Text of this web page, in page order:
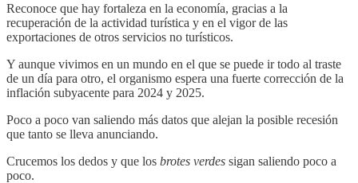
Reconoce que hay fortaleza en la economía, gracias a la
recuperación de la actividad turística y en el vigor de las
exportaciones de otros servicios no turísticos.
Y aunque vivimos en un mundo en el que se puede ir todo al traste
de un día para otro, el organismo espera una fuerte corrección de la
inflación subyacente para 2024 y 2025.
Poco a poco van saliendo más datos que alejan la posible recesión
que tanto se lleva anunciando.
Crucemos los dedos y que los brotes verdes sigan saliendo poco a
poco.